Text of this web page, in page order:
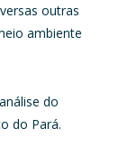
outras
ambiente
do
do Pará.